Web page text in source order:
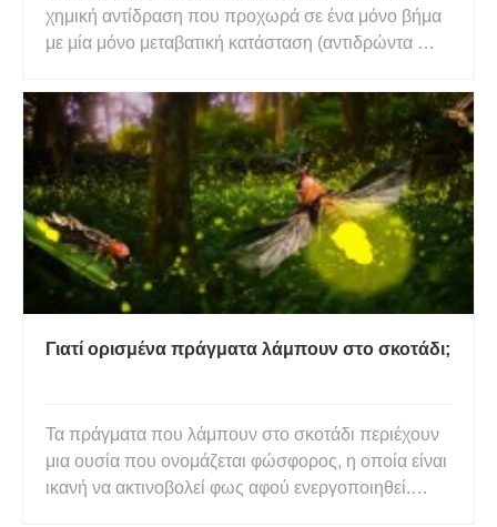
χημική αντίδραση που προχωρά σε ένα μόνο βήμα
με μία μόνο μεταβατική κατάσταση (αντιδρώντα →
να αναλυθεί σε απλούστερες αντιδράσεις και γενικά
δεν έχει ενδιάμεσα. Αντίθετα, μια σύνθετη
αντίδραση ή μη στοι
Γιατί ορισμένα πράγματα λάμπουν στο σκοτάδι;
Τα πράγματα που λάμπουν στο σκοτάδι περιέχουν
μια ουσία που ονομάζεται φώσφορος, η οποία είναι
ικανή να ακτινοβολεί φως αφού ενεργοποιηθεί.